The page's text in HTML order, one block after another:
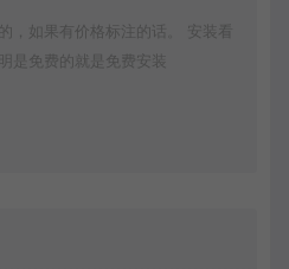
，如果有价格标注的话。 安装看
是免费的就是免费安装